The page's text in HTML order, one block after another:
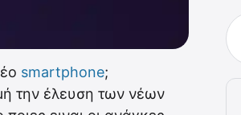
smartphone;
την έλευση των νέων